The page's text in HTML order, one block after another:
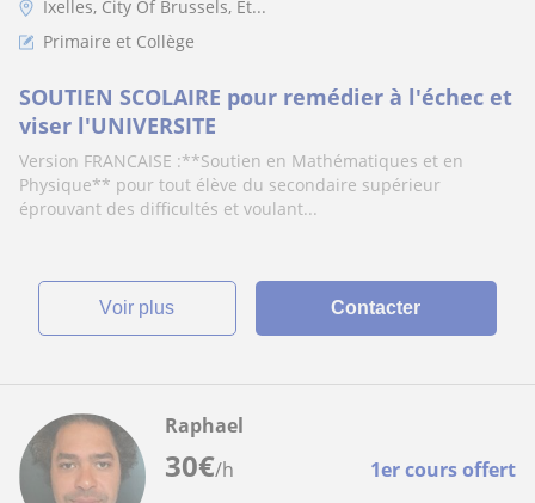
Ixelles, City Of Brussels, Et...
Primaire et Collège
SOUTIEN SCOLAIRE pour remédier à l'échec et
viser l'UNIVERSITE
Version FRANCAISE :**Soutien en Mathématiques et en
Physique** pour tout élève du secondaire supérieur
éprouvant des difficultés et voulant...
voir plus Contacter
30€/h 1er cours offert
Raphael